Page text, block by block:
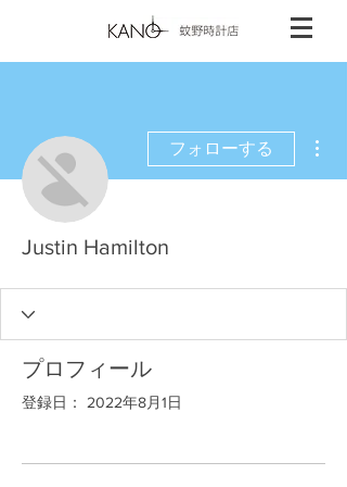
フォローする
Justin Hamilton
プロフィール
登録日： 2022年8月1日